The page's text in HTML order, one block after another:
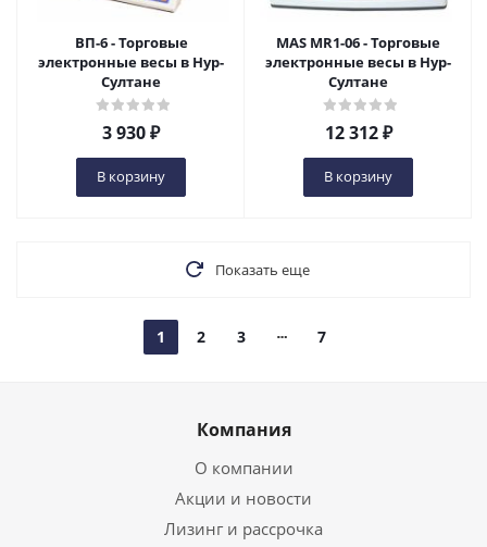
ВП-6 - Торговые
электронные весы в Нур-
Султане
3 930₽
В корзину
MAS MR1-06 - Торговые
электронные весы в Нур-
Султане
12 312₽
В корзину
Показать еще
1 2 3 7
Компания
О компании
Акции и новости
Лизинг и рассрочка